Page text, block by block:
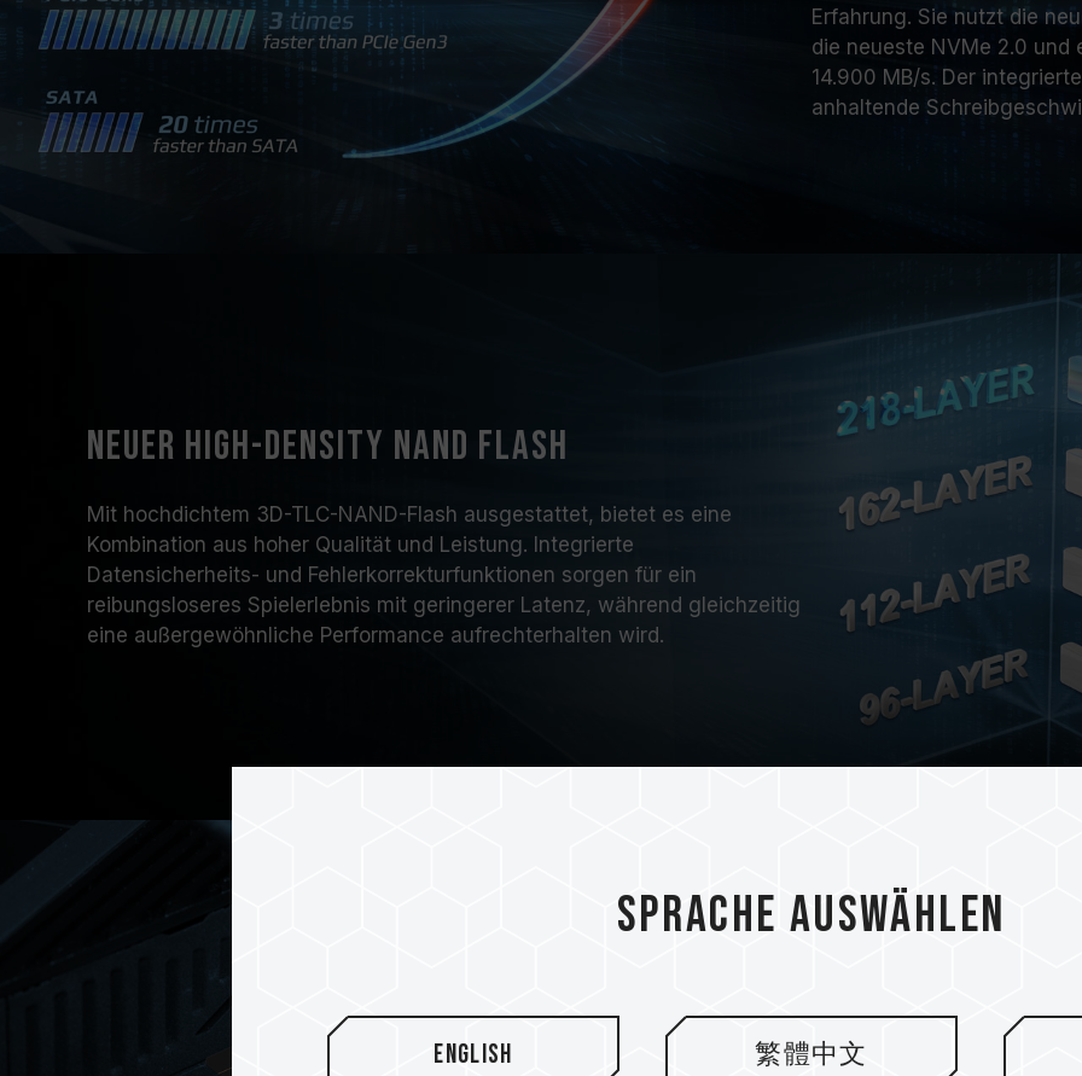
Erfahrung. Sie nutzt die
die neueste NVMe 2.0
14.900 MB/s. Der
anhaltende
Neuer High-Density NAND FLASH
Mit hochdichtem 3D-TLC-NAND-Flash ausgestattet, bietet es eine
Kombination aus hoher Qualität und Leistung. Integrierte
Datensicherheits- und Fehlerkorrekturfunktionen sorgen für ein
reibungsloseres Spielerlebnis mit geringerer Latenz, während gleichzeitig
eine außergewöhnliche Performance aufrechterhalten wird.
Patentierter
verbesserte
Sprache auswählen
English 繁體中文